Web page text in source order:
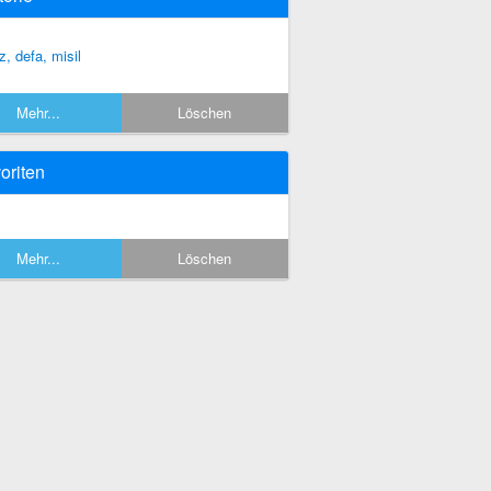
defa, misil
Mehr... Löschen
Mehr... Löschen